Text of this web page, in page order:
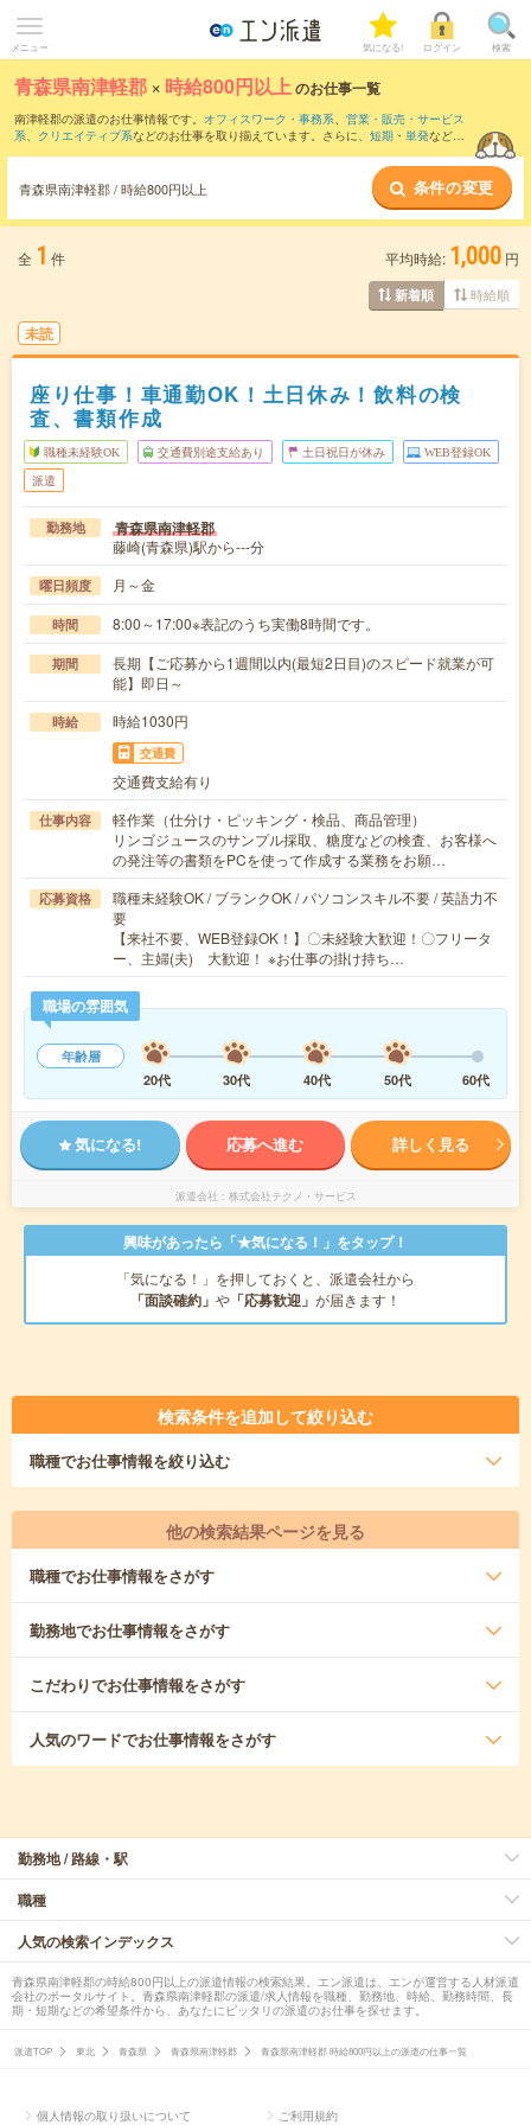
メニュー 気になる! ログイン 検索
青森県南津軽郡 × 時給800円以上のお仕事一覧
南津軽郡の派遣のお仕事情報です。 オフィスワーク・事務系、 営業・販売・サービス
系、 クリエイティブ系などのお仕事を取り揃えています。さらに、 短期 ・ 単発などの
時給1050円以上・ 1800円以上の求人はこちら
当サイトでは法令を遵守し、最低賃金以上の求人のみを掲載しています。
青森県南津軽郡 / 時給800円以上 条件の変更
全 1 件 平均時給: 1,000 円
新着順 時給順
未読
座り仕事！車通勤OK！土日休み！飲料の検
査、書類作成
職種未経験OK 交通費別途支給あり 土日祝日が休み WEB登録OK
派遣
勤務地 青森県南津軽郡
藤崎(青森県)駅から---分
曜日頻度 月～金
時間 8:00～17:00※表記のうち実働8時間です。
期間
長期【ご応募から1週間以内(最短2日目)のスピード就業が可
能】即日～
時給 時給1030円
交通費
交通費支給有り
仕事内容
軽作業（仕分け・ピッキング・検品、商品管理）
リンゴジュースのサンプル採取、糖度などの検査、お客様へ
の発注等の書類をPCを使って作成する業務をお願…
応募資格
職種未経験OK / ブランクOK / パソコンスキル不要 / 英語力不
要
【来社不要、WEB登録OK！】〇未経験大歓迎！〇フリータ
ー、主婦(夫) 大歓迎！ ※お仕事の掛け持ち…
職場の雰囲気
年齢層
20代
30代 40代 50代 60代
気になる! 応募へ進む 詳しく見る
派遣会社 株式会社テクノ・サービス
興味があったら「★気になる！」をタップ！
「気になる！」を押しておくと、派遣会社から
「面談確約」 や 「応募歓迎」 が届きます！
検索条件を追加して絞り込む
職種でお仕事情報を絞り込む
他の検索結果ページを見る
職種でお仕事情報をさがす
勤務地でお仕事情報をさがす
こだわりでお仕事情報をさがす
人気のワードでお仕事情報をさがす
勤務地 / 路線・駅
職種
人気の検索インデックス
青森県南津軽郡の時給800円以上の派遣情報の検索結果。エン派遣は、エンが運営する人材派遣
会社のポータルサイト。青森県南津軽郡の派遣/求人情報を職種、勤務地、時給、勤務時間、長
期・短期などの希望条件から、あなたにピッタリの派遣のお仕事を探せます。
派遣TOP 東北 青森県 青森県南津軽郡 青森県南津軽郡 時給800円以上の派遣の仕事一覧
個人情報の取り扱いについて ご利用規約